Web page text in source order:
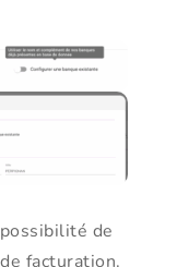
de
facturation.